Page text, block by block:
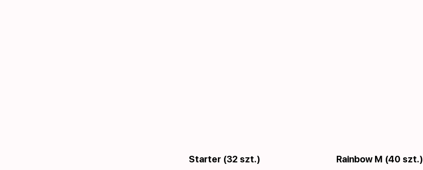
Starter (32 szt.) Rainbow M (40 szt.)